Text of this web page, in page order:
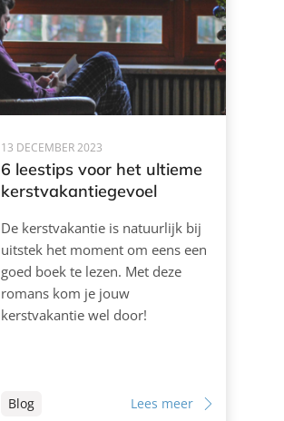
13 DECEMBER 2023
6 leestips voor het ultieme
kerstvakantiegevoel
De kerstvakantie is natuurlijk bij
uitstek het moment om eens een
goed boek te lezen. Met deze
romans kom je jouw
kerstvakantie wel door!
Blog Lees meer